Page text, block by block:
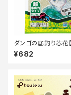
ダンゴの底釣り芯花
ル_エサ】
¥682